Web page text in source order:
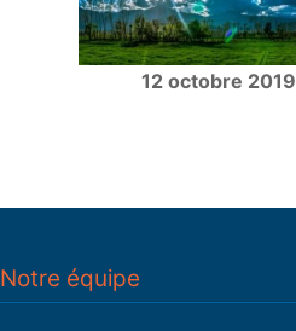
12 octobre 2019
Notre équipe